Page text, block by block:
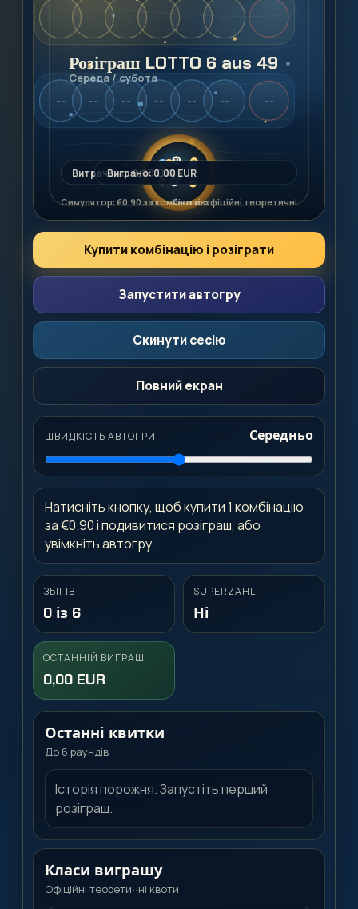
Купити комбінацію і розіграти
Запустити автогру
Скинути сесію
Повний екран
ШВИДКІСТЬ АВТОГРИ Середньо
Натисніть кнопку, щоб купити 1 комбінацію
за €0.90 і подивитися розіграш, або
увімкніть автогру.
ЗБІГІВ
0 із 6
SUPERZAHL
Ні
ОСТАННІЙ ВИГРАШ
0,00 EUR
Останні квитки
До 6 раундів
Історія порожня. Запустіть перший
розіграш.
Класи виграшу
Офіційні теоретичні квоти